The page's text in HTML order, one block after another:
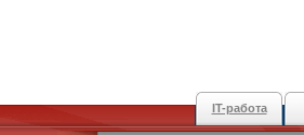
IT-работа